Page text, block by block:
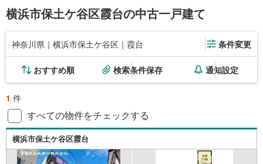
横浜市保土ケ谷区霞台の中古一戸建て
神奈川県｜横浜市保土ケ谷区｜霞台 条件変更
おすすめ順 検索条件保存 通知設定
1 件
すべての物件をチェックする
横浜市保土ケ谷区霞台